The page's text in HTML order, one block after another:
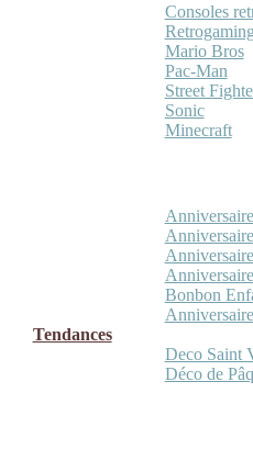
Consoles
Mario Bros
Pac-Man
Street
Sonic
Minecraft
Bonbon
Tendances
Deco Saint
Déco de